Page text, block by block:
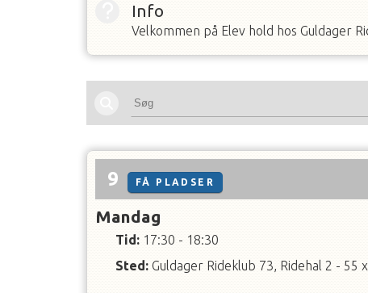
Info
Velkommen på Elev hold hos Guldager
9 FÅ PLADSER
Mandag
Tid: 17:30 - 18:30
Sted: Guldager Rideklub 73, Ridehal 2 - 55